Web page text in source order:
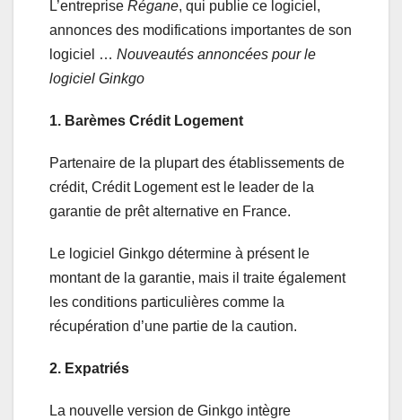
L’entreprise Régane, qui publie ce logiciel,
annonces des modifications importantes de son
logiciel … Nouveautés annoncées pour le
logiciel Ginkgo
1. Barèmes Crédit Logement
Partenaire de la plupart des établissements de
crédit, Crédit Logement est le leader de la
garantie de prêt alternative en France.
Le logiciel Ginkgo détermine à présent le
montant de la garantie, mais il traite également
les conditions particulières comme la
récupération d’une partie de la caution.
2. Expatriés
La nouvelle version de Ginkgo intègre